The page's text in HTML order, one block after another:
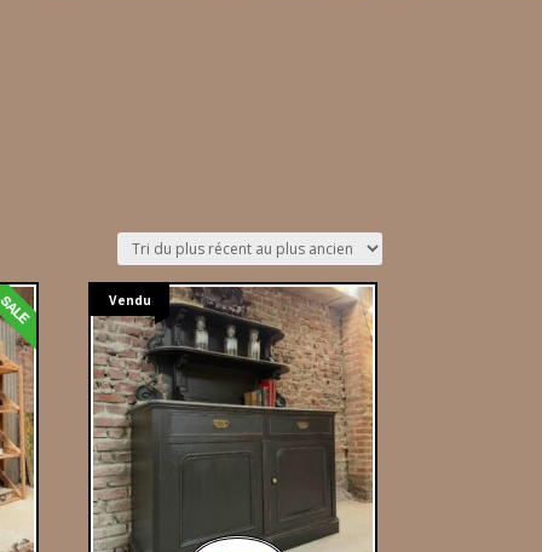
Vendu